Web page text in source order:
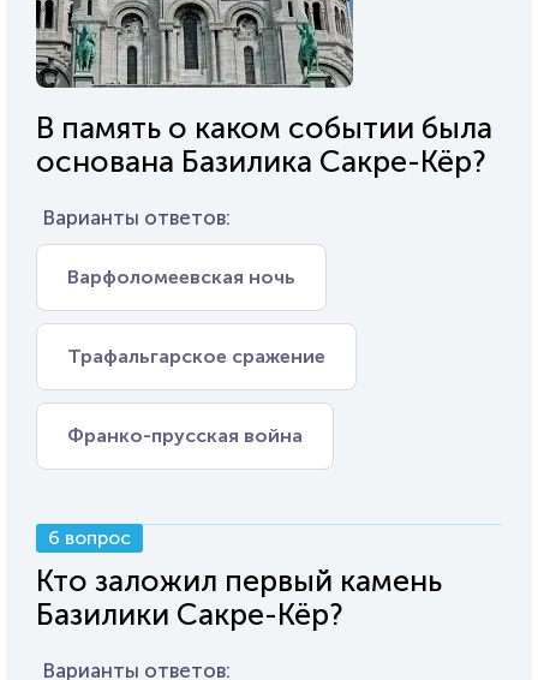
В память о каком событии была
основана Базилика Сакре-Кёр?
Варианты ответов:
Варфоломеевская ночь
Трафальгарское сражение
Франко-прусская война
6 вопрос
Кто заложил первый камень
Базилики Сакре-Кёр?
Варианты ответов: